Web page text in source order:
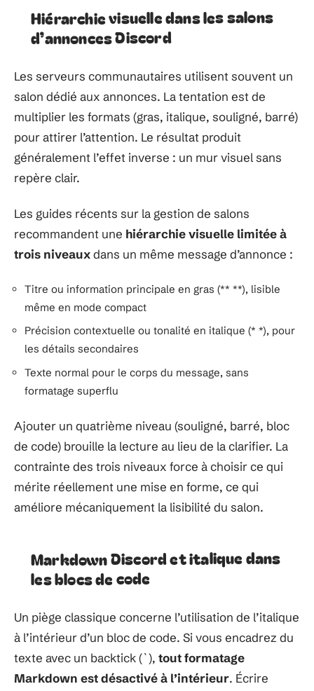
Hiérarchie visuelle dans les salons
d’annonces Discord
Les serveurs communautaires utilisent souvent un
salon dédié aux annonces. La tentation est de
multiplier les formats (gras, italique, souligné, barré)
pour attirer l’attention. Le résultat produit
généralement l’effet inverse : un mur visuel sans
repère clair.
Les guides récents sur la gestion de salons
recommandent une hiérarchie visuelle limitée à
trois niveauxdans un même message d’annonce :
Titre ou information principale en gras (** **), lisible
même en mode compact
Précision contextuelle ou tonalité en italique (* *), pour
les détails secondaires
Texte normal pour le corps du message, sans
formatage superflu
Ajouter un quatrième niveau (souligné, barré, bloc
de code) brouille la lecture au lieu de la clarifier. La
contrainte des trois niveaux force à choisir ce qui
mérite réellement une mise en forme, ce qui
améliore mécaniquement la lisibilité du salon.
Markdown Discord et italique dans
les blocs de code
Un piège classique concerne l’utilisation de l’italique
à l’intérieur d’un bloc de code. Si vous encadrez du
texte avec un backtick (`), tout formatage
Markdown est désactivé à l’intérieur. Écrire